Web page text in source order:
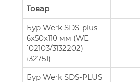
Товар
Бур Werk SDS-plus
6x50x110 мм (WE
102103/3132202)
(32751)
Бур Werk SDS-PLUS